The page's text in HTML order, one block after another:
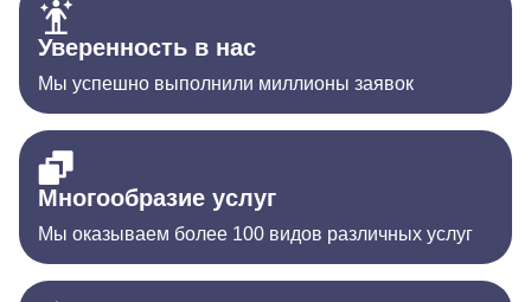
Уверенность в нас
Мы успешно выполнили миллионы заявок
Многообразие услуг
Мы оказываем более 100 видов различных услуг